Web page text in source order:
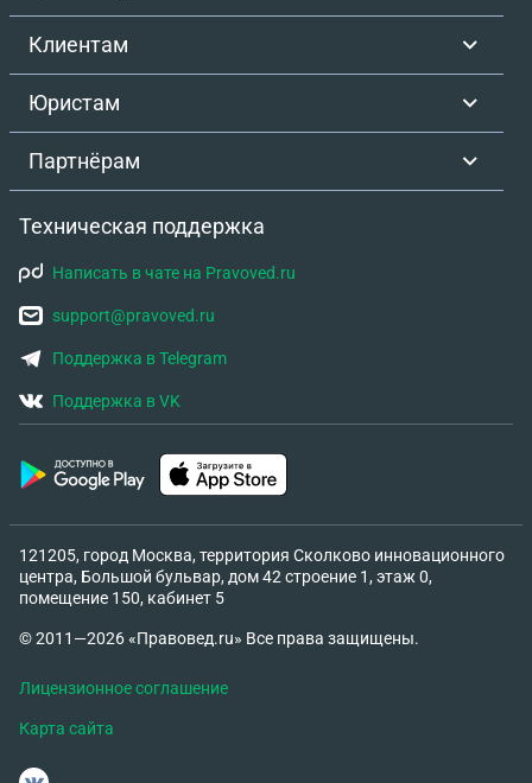
Клиентам
Юристам
Партнёрам
Техническая поддержка
Написать в чате на Pravoved.ru
support@pravoved.ru
Поддержка в Telegram
Поддержка в VK
121205, город Москва, территория Сколково инновационного
центра, Большой бульвар, дом 42 строение 1, этаж 0,
помещение 150, кабинет 5
© 2011—2026 «Правовед.ru» Все права защищены.
Лицензионное соглашение
Карта сайта